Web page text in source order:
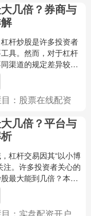
几倍？券商与
杆炒股是许多投资者
具。然而，对于杠杆
渠道的规定差异较
析券商融资与场外配
助投资者了....
： 股票在线配资
几倍？平台与
杠杆交易因其“以小博
注。许多投资者关心的
最大能到几倍？本文
资平台两个维度股票
析杠....
： 实盘配资开户